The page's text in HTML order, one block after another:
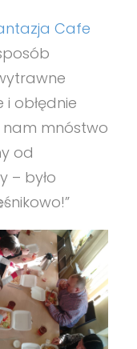
Cafe
i obłędnie
nam mnóstwo
od
– było